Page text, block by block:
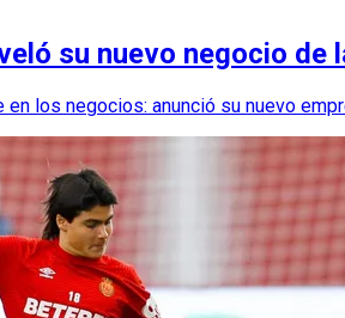
su nuevo negocio de
en los negocios: anunció su nuevo